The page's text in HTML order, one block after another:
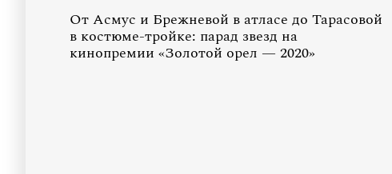
От Асмус и Брежневой в атласе до Тарасовой
в костюме-тройке: парад звезд на
кинопремии «Золотой орел — 2020»